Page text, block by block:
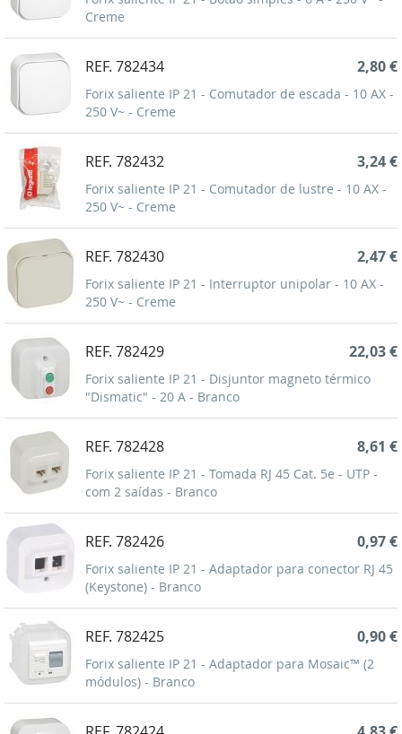
Creme
REF. 782434
Forix saliente IP 21 - Comutador de escada - 10 AX -
250 V~ - Creme
2,80 €
REF. 782432
Forix saliente IP 21 - Comutador de lustre - 10 AX -
250 V~ - Creme
3,24 €
REF. 782430
Forix saliente IP 21 - Interruptor unipolar - 10 AX -
250 V~ - Creme
2,47 €
REF. 782429
Forix saliente IP 21 - Disjuntor magneto térmico
"Dismatic" - 20 A - Branco
22,03 €
REF. 782428
Forix saliente IP 21 - Tomada RJ 45 Cat. 5e - UTP -
com 2 saídas - Branco
8,61 €
REF. 782426
Forix saliente IP 21 - Adaptador para conector RJ 45
(Keystone) - Branco
0,97 €
REF. 782425
Forix saliente IP 21 - Adaptador para Mosaic™ (2
módulos) - Branco
0,90 €